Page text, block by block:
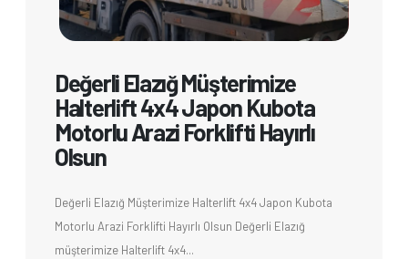
Değerli Elazığ Müşterimize
Halterlift 4x4 Japon Kubota
Motorlu Arazi Forklifti Hayırlı
Olsun
Değerli Elazığ Müşterimize Halterlift 4x4 Japon Kubota
Motorlu Arazi Forklifti Hayırlı Olsun Değerli Elazığ
müşterimize Halterlift 4x4...